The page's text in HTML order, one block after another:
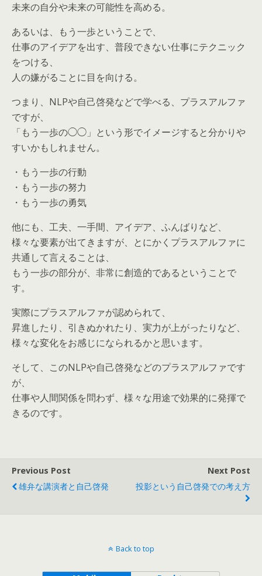
未来の自分や未来の可能性を高める。
あるいは、もう一歩ということで、
仕事のアイデアを出す、普段できない仕事にテクニック
をつける、
人の嫌がることに目を向ける。
つまり、NLPや自己啓発などで学べる、プラスアルファ
ですが、
「もう一歩の◯◯」という形でイメージすると分かりや
すいかもしれません。
・もう一歩の行動
・もう一歩の努力
・もう一歩の勇気
他にも、工夫、一手間、アイデア、ふんばりなど、
様々な要素が出てきますが、とにかくプラスアルファに
共通して言えることは、
もう一歩の部分が、非常に創造的であるということで
す。
実際にプラスアルファが認められて、
昇進したり、引きぬかれたり、実力が上がったりなど、
様々な変化をお感じになられるかと思います。
そして、このNLPや自己啓発などのプラスアルファです
が、
仕事や人間関係を問わず、様々な用途で効果的に発揮で
きるのです。
Previous Post
雄弁な講演者と自己啓発
Next Post
投影という自己啓発での考え方
Back to top